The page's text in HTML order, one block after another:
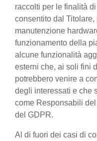
raccolti per le finalità
consentito dal
manutenzione
funzionamento della
alcune funzionalità
esterni che, ai soli fini
potrebbero venire a
degli interessati e che
come Responsabili del
del GDPR.
Al di fuori dei casi di